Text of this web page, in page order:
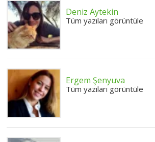
Deniz Aytekin
Tüm yazıları görüntüle
Ergem Şenyuva
Tüm yazıları görüntüle